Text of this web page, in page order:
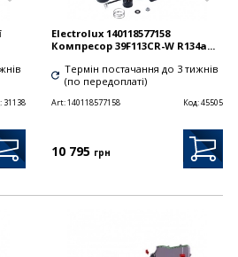
31138
Electrolux 140118577158
Компресор 39F113CR-W R134a...
Термін постачання до 3 тижнів
(по передоплаті)
Art:140118577158 Код:45505
10 795 грн